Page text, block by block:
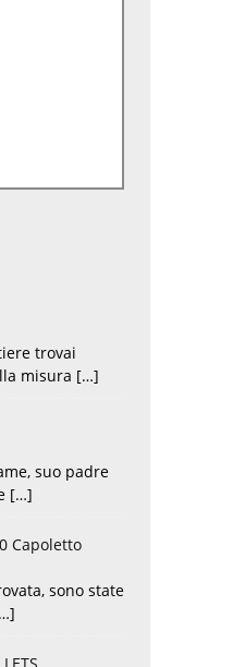
trovai
misura […]
suo padre
[…]
Capoletto
sono state